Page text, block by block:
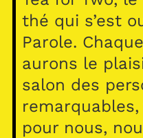
thé qui s’est
Parole.
aurons le
salon des
pour nous,